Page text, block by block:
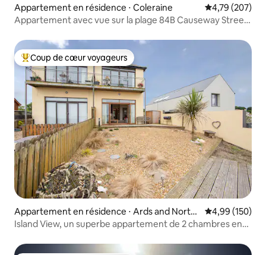
Appartement en résidence ⋅ Coleraine Évaluation
4,79 (207)
Appartement avec vue sur la plage 84B Causeway Street
Coups de cœur voyageurs les plus appréciés
Coup de cœur voyageurs
Appartement en résidence ⋅ Ards and North
Down
Évaluation
4,99 (150)
Island View, un superbe appartement de 2 chambres en